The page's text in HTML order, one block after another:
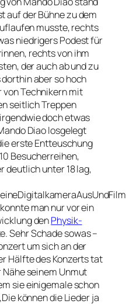
auf der Bühne zu dem
musste, rechts
niedrigers Podest für
rechts von ihm
der auch ab und zu
aber so hoch
von Technikern mit
seitlich Treppen
doch etwas
Diao losgelegt
erste Entteuschung
Besucherreihen,
unter 18 lag,
man nur vor ein
denPhysik-
Sehr Schade sowas –
um sich an der
Hälfte des Konzerts tat
seinem Unmut
sie einigemale schon
können die Lieder ja